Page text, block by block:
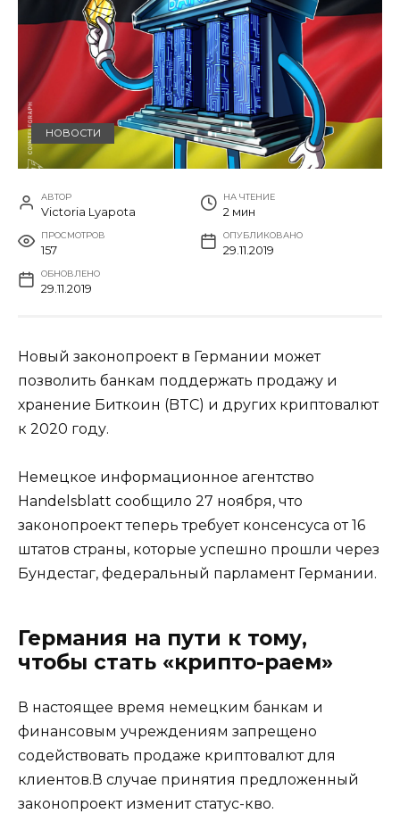
НОВОСТИ
АВТОР
Victoria Lyapota
НА ЧТЕНИЕ
2 мин
ПРОСМОТРОВ
157
ОПУБЛИКОВАНО
29.11.2019
ОБНОВЛЕНО
29.11.2019
Новый законопроект в Германии может
позволить банкам поддержать продажу и
хранение Биткоин (BTC) и других криптовалют
к 2020 году.
Немецкое информационное агентство
Handelsblatt сообщило 27 ноября, что
законопроект теперь требует консенсуса от 16
штатов страны, которые успешно прошли через
Бундестаг, федеральный парламент Германии.
Германия на пути к тому,
чтобы стать «крипто-раем»
В настоящее время немецким банкам и
финансовым учреждениям запрещено
содействовать продаже криптовалют для
клиентов.В случае принятия предложенный
законопроект изменит статус-кво.